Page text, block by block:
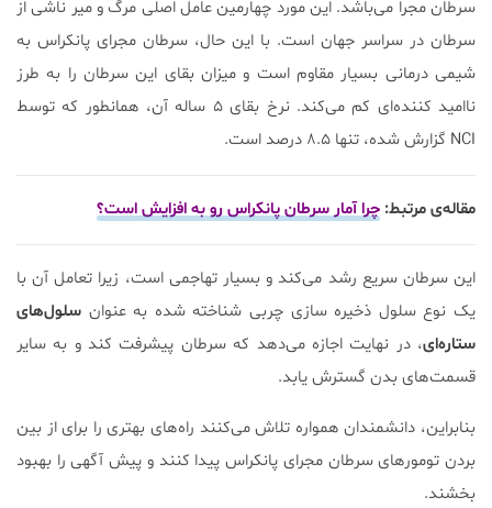
سرطان مجرا می‌باشد. این مورد چهارمین عامل اصلی مرگ و میر ناشی از
سرطان در سراسر جهان است. با این حال، سرطان مجرای پانکراس به
شیمی درمانی بسیار مقاوم است و میزان بقای این سرطان را به طرز
ناامید کننده‌ای کم می‌کند. نرخ بقای ۵ ساله آن، همانطور که توسط
NCI گزارش شده، تنها ۸.۵ درصد است.
مقاله‌ی مرتبط: چرا آمار سرطان پانکراس رو به افزایش است؟
این سرطان سریع رشد می‌کند و بسیار تهاجمی است، زیرا تعامل آن با
یک نوع سلول ذخیره سازی چربی شناخته شده به عنوان سلول‌های
ستاره‌ای، در نهایت اجازه می‌دهد که سرطان پیشرفت کند و به سایر
قسمت‌های بدن گسترش یابد.
بنابراین، دانشمندان همواره تلاش می‌کنند راه‌های بهتری را برای از بین
بردن تومورهای سرطان مجرای پانکراس پیدا کنند و پیش آگهی را بهبود
بخشند.